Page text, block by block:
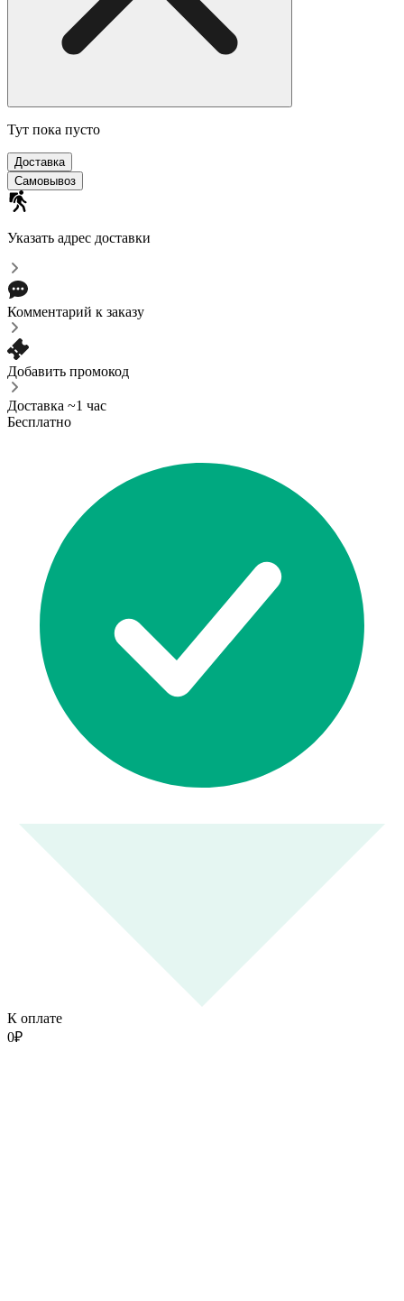
Тут пока пусто
Доставка
Самовывоз
Указать адрес доставки
Комментарий к заказу
Добавить промокод
Доставка ~1 час
Бесплатно
К оплате
0₽